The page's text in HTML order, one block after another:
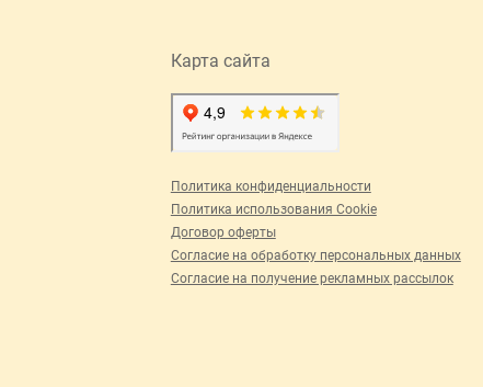
Карта сайта
Политика конфиденциальности
Политика использования Cookie
Договор оферты
Согласие на обработку персональных данных
Согласие на получение рекламных рассылок